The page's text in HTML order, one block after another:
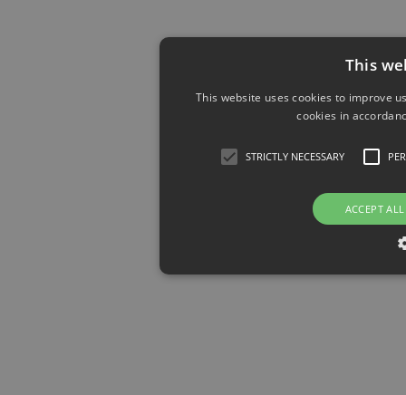
This
This website uses cookies to improve
cookies in
STRICTLY NECESSARY
ACCEPT ALL